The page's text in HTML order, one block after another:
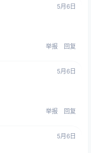
5月6日
举报 回复
5月6日
举报 回复
5月6日